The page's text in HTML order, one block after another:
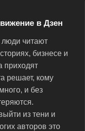
в Дзен
люди читают
бизнесе и
приходят
решает, кому
и без
из тени и
авторов это